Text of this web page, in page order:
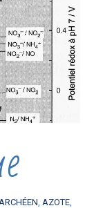
ARCHÉEN AZOTE